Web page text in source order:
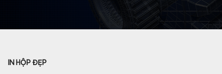
IN HỘP ĐẸP